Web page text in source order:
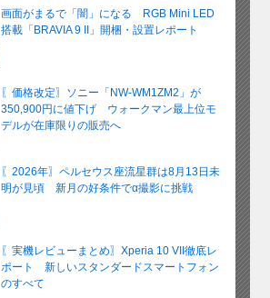
画面がまるで「闇」になる RGB Mini LED
搭載「BRAVIA 9 II」開梱・設置レポート
〖価格改定〗ソニー「NW-WM1ZM2」が
350,900円に値下げ ウォークマン最上位モ
デルが在庫限りの販売へ
〖2026年〗ペルセウス座流星群は8月13日未
明が見頃 新月の好条件でα撮影に挑戦
〖実機レビューまとめ〗Xperia 10 VII徹底レ
ポート 新しいスタンダードスマートフォン
のすべて